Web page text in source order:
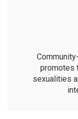
promotes
sexualities